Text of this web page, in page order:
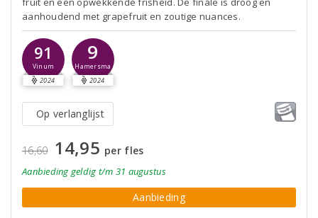
aanhoudend met grapefruit en zoutige nuances.
91
Vinum
2024
9
Hamersma
2024
Op verlanglijst
16,60 14,95 per fles
Aanbieding geldig t/m 31 augustus
Aanbieding